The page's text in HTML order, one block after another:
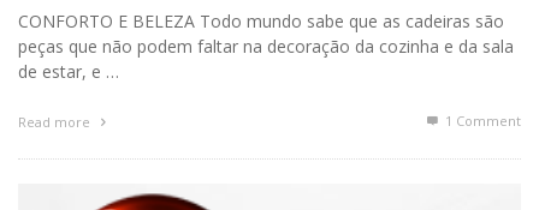
CONFORTO E BELEZA Todo mundo sabe que as cadeiras são
peças que não podem faltar na decoração da cozinha e da sala
de estar, e …
Read more 1 Comment